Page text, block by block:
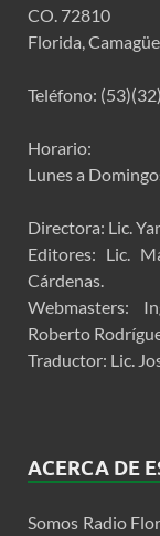
CO. 72810
Florida,
Teléfono:
Horario:
Lunes a
Directora: Lic.
Editores: Lic.
Cárdenas.
Webmasters:
Roberto
Traductor: Lic.
ACERCA DE
Somos Radio